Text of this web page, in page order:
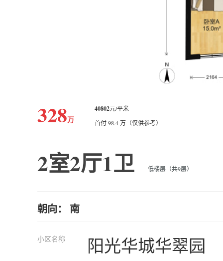
328万
40802元/平米
首付 98.4 万（仅供参考）
2室2厅1卫 低楼层（共9层）
朝向： 南
小区名称 阳光华城华翠园